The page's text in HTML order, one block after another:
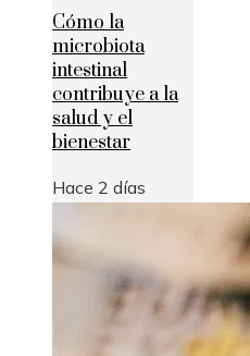
Cómo la
microbiota
intestinal
contribuye a la
salud y el
bienestar
Hace 2 días